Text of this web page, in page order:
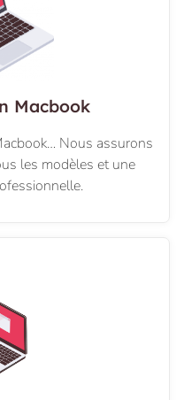
Macbook
Nous assurons
les modèles et une